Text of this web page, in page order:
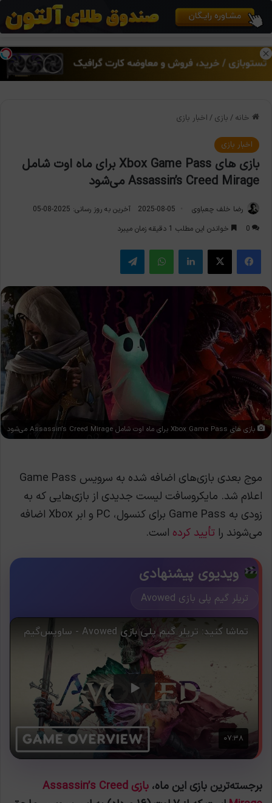
منو
خانه / بازی / اخبار بازی
اخبار بازی
بازی های Xbox Game Pass برای ماه اوت شامل
Assassin’s Creed Mirage می‌شود
رضا خلف چعباوی 2025-08-05
آخرین به روز رسانی: 2025-08-05
0
خواندن این مطلب 1 دقیقه زمان میبرد
فیس بوک X لینکدین واتس آپ تلگرام
بازی های Xbox Game Pass برای ماه اوت شامل Assassin’s Creed Mirage می‌شود
موج بعدی بازی‌های اضافه شده به سرویس Game Pass
اعلام شد. مایکروسافت لیست جدیدی از بازی‌هایی که به
زودی به Game Pass برای کنسول، PC و ابر Xbox اضافه
می‌شوند را تأیید کرده است.
ویدیوی پیشنهادی
تریلر گیم پلی بازی Avowed
برجسته‌ترین بازی این ماه،
بازی Assassin’s Creed